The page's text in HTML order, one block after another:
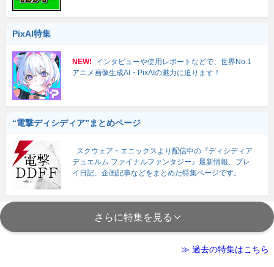
PixAI特集
NEW!
インタビューや使用レポートなどで、世界No.1
アニメ画像生成AI・PixAIの魅力に迫ります！
“電撃ディシディア”まとめページ
スクウェア・エニックスより配信中の『ディシディア
デュエルム ファイナルファンタジー』最新情報、プレ
イ日記、企画記事などをまとめた特集ページです。
さらに特集を見る
≫ 過去の特集はこちら